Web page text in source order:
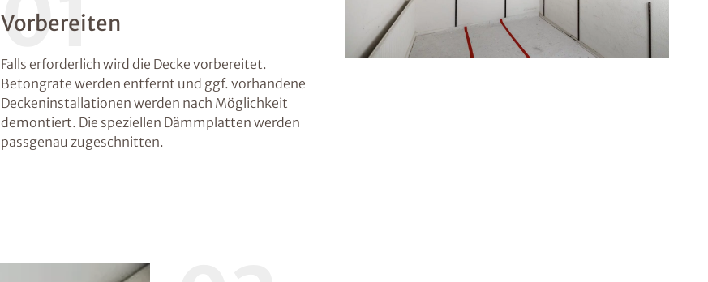
Vorbereiten
Falls erforderlich wird die Decke vorbereitet.
Betongrate werden entfernt und ggf. vorhandene
Deckeninstallationen werden nach Möglichkeit
demontiert. Die speziellen Dämmplatten werden
passgenau zugeschnitten.